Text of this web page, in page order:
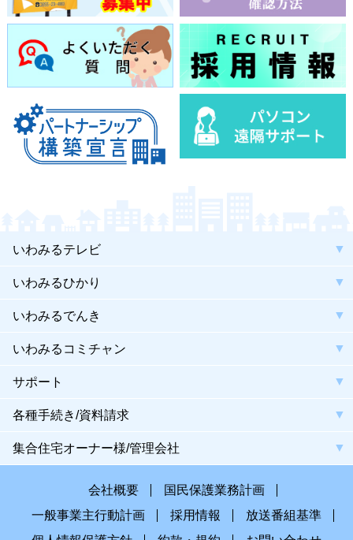
いわみるテレビ
いわみるひかり
いわみるでんき
いわみるコミチャン
サポート
各種手続き/資料請求
集合住宅オーナー様/管理会社
会社概要
国民保護業務計画
一般事業主行動計画
採用情報
放送番組基準